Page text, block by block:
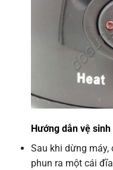
Hướng dẫn vệ
Sau khi dừng máy,
phun ra một cái